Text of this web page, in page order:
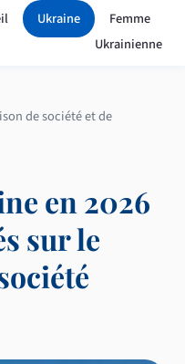
Ukraine
Femme
Ukrainienne
de société et de
en 2026
sur le